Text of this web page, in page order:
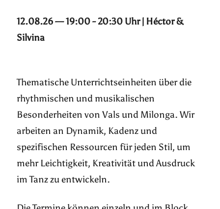
12.08.26 — 19:00 - 20:30 Uhr | Héctor &
Silvina
Thematische Unterrichtseinheiten über die
rhythmischen und musikalischen
Besonderheiten von Vals und Milonga. Wir
arbeiten an Dynamik, Kadenz und
spezifischen Ressourcen für jeden Stil, um
mehr Leichtigkeit, Kreativität und Ausdruck
im Tanz zu entwickeln.